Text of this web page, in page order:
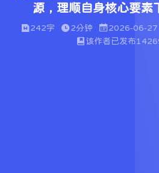
源，理顺自身核心要素
242字 2分钟 2026-06-27
该作者已发布